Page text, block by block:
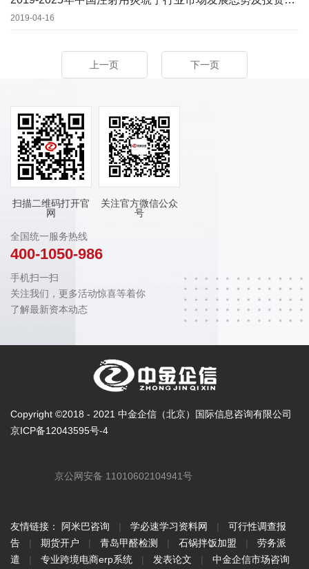
2019-04-16
上一页 下一页
扫描二维码打开官
网
关注官方微信公众
号
全国统一服务热线
400-1050-986
手机扫一扫
关注我们，更多活动惊喜等着你
了解最新资本动态
Copyright ©2018 - 2021 中金企信（北京）国际信息咨询有限公司
京ICP备12043595号-4
京公网安备 11010602104941号
友情链接： 阿米巴咨询 | 学必速学习资料网 |
可行性调查报
告
| 期货开户 | 青岛甲醛检测 | 石锅拌饭加盟 |
劳务派
遣
| 专业跨境电商erp系统 | 发表论文 | 中金企信市场咨询